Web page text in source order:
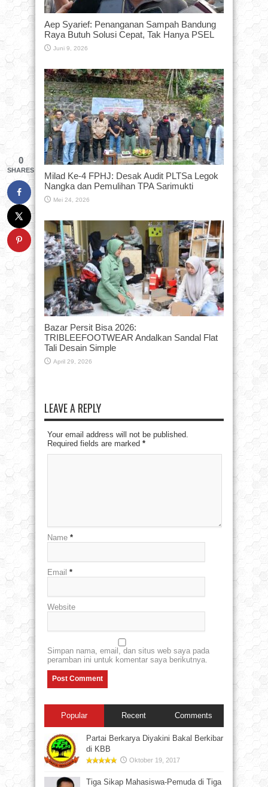
Aep Syarief: Penanganan Sampah Bandung
Raya Butuh Solusi Cepat, Tak Hanya PSEL
Juni 9, 2026
Milad Ke-4 FPHJ: Desak Audit PLTSa Legok
Nangka dan Pemulihan TPA Sarimukti
Mei 24, 2026
Bazar Persit Bisa 2026:
TRIBLEEFOOTWEAR Andalkan Sandal Flat
Tali Desain Simple
April 29, 2026
LEAVE A REPLY
Your email address will not be published.
Required fields are marked *
Name *
Email *
Website
Simpan nama, email, dan situs web saya pada
peramban ini untuk komentar saya berikutnya.
Popular Recent Comments
Partai Berkarya Diyakini Bakal Berkibar
di KBB
Oktober 19, 2017
Tiga Sikap Mahasiswa-Pemuda di Tiga
0
SHARES